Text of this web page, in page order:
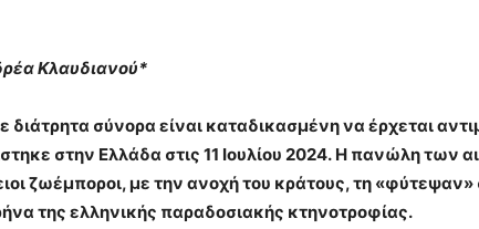
Κλαυδιανού*
διάτρητα σύνορα είναι καταδικασμένη να έρχεται
στην Ελλάδα στις 11 Ιουλίου 2024. Η πανώλη των
ζωέμποροι, με την ανοχή του κράτους, τη
της ελληνικής παραδοσιακής κτηνοτροφίας.